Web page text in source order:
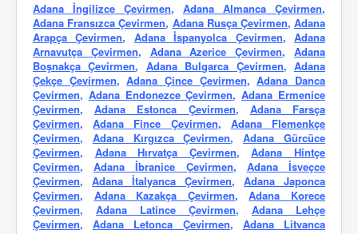
Adana İngilizce Çevirmen, Adana Almanca Çevirmen,
Adana Fransızca Çevirmen, Adana Rusça Çevirmen,Adana
Arapça Çevirmen, Adana İspanyolca Çevirmen,Adana
Arnavutça Çevirmen, Adana Azerice Çevirmen,Adana
Boşnakça Çevirmen, Adana Bulgarca Çevirmen,Adana
Çekçe Çevirmen,Adana Çince Çevirmen,Adana Danca
Çevirmen, Adana Endonezce Çevirmen,Adana Ermenice
Çevirmen,Adana Estonca Çevirmen, Adana Farsça
Çevirmen,Adana Fince Çevirmen, Adana Flemenkçe
Çevirmen, Adana Kırgızca Çevirmen,Adana Gürcüce
Çevirmen, Adana Hırvatça Çevirmen,Adana Hintçe
Çevirmen,Adana İbranice Çevirmen, Adana İsveçce
Çevirmen, Adana İtalyanca Çevirmen, Adana Japonca
Çevirmen, Adana Kazakça Çevirmen,Adana Korece
Çevirmen, Adana Latince Çevirmen, Adana Lehçe
Çevirmen,Adana Letonca Çevirmen, Adana Litvanca